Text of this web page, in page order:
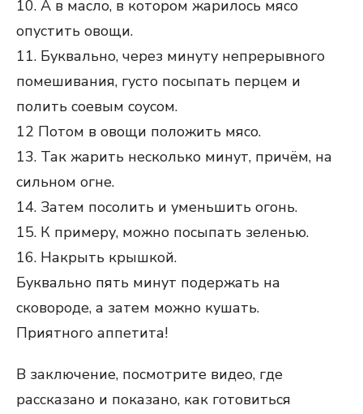
10. А в масло, в котором жарилось мясо
опустить овощи.
11. Буквально, через минуту непрерывного
помешивания, густо посыпать перцем и
полить соевым соусом.
12 Потом в овощи положить мясо.
13. Так жарить несколько минут, причём, на
сильном огне.
14. Затем посолить и уменьшить огонь.
15. К примеру, можно посыпать зеленью.
16. Накрыть крышкой.
Буквально пять минут подержать на
сковороде, а затем можно кушать.
Приятного аппетита!
В заключение, посмотрите видео, где
рассказано и показано, как готовиться